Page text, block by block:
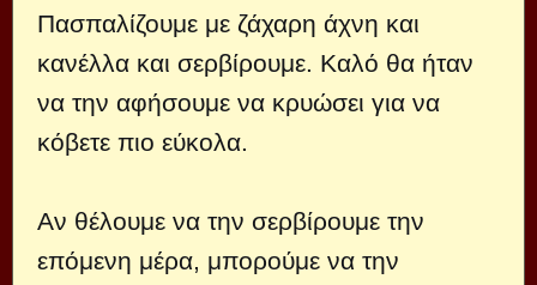
Πασπαλίζουμε με ζάχαρη άχνη και
κανέλλα και σερβίρουμε. Καλό θα ήταν
να την αφήσουμε να κρυώσει για να
κόβετε πιο εύκολα.
Αν θέλουμε να την σερβίρουμε την
επόμενη μέρα, μπορούμε να την